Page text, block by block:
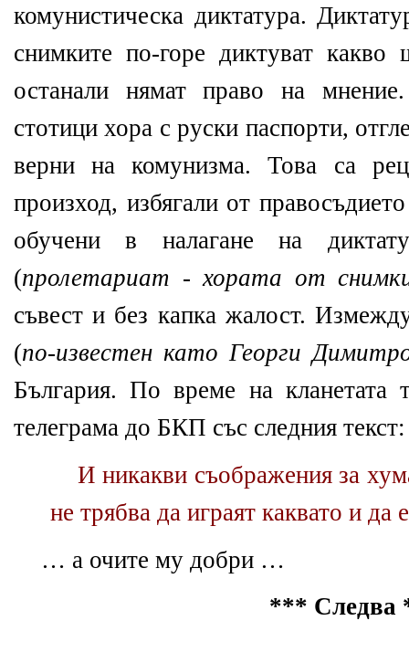
комунистическа диктатура.
снимките по-горе диктуват
останали нямат право на
стотици хора с руски паспорти,
верни на комунизма. Това са
произход, избягали от
обучени в налагане на
(пролетариат - хората от
съвест и без капка жалост.
(по-известен като Георги
България. По време на
телеграма до БКП със следния текст:
И никакви съображения за
не трябва да играят каквато и да
… а очите му добри …
*** Следва